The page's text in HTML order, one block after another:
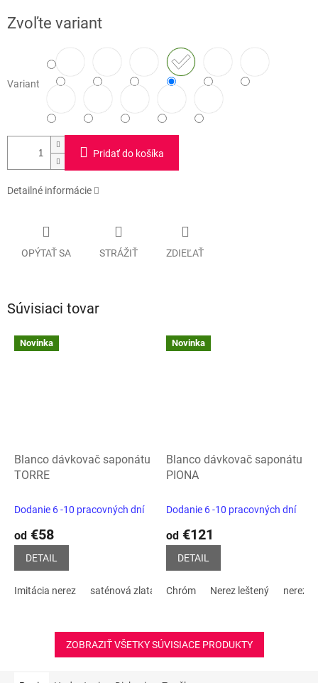
cena:
Zvoľte variant
Variant
Pridať do košíka
Detailné informácie
OPÝTAŤ SA STRÁŽIŤ ZDIEĽAŤ
Súvisiaci tovar
Novinka
Blanco dávkovač saponátu
TORRE
Dodanie 6 -10 pracovných dní
od €58
DETAIL
Imitácia nerez saténová zlatá leštená nerez PVD steel
Novinka
Blanco dávkovač saponátu
PIONA
Dodanie 6 -10 pracovných dní
od €121
DETAIL
Chróm Nerez leštený nerez
ZOBRAZIŤ VŠETKY SÚVISIACE PRODUKTY